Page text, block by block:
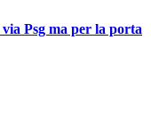
Psg ma per la porta